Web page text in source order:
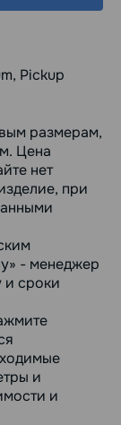
Pickup
размерам,
Цена
нет
при
- менеджер
и сроки
и
и